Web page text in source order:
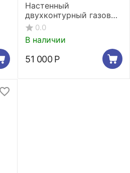
Настенный
двухконтурный газовый
котел Navien Deluxe
Comfort 40K
0.0
В наличии
51 000 Р